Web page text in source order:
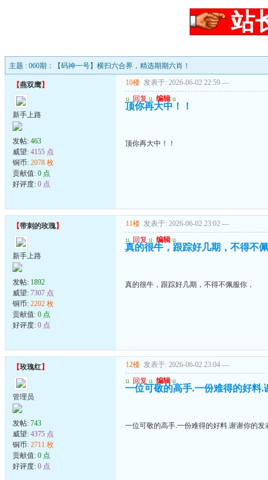
站
主题 : 060期：【码神一号】横扫六合界，精选期期六肖！
【燕双鹰】
新手上路
发帖: 463
威望: 4155 点
铜币: 2078 枚
贡献值: 0 点
好评度: 0 点
10楼 发表于: 2026-06-02 22:59 ---
u 回复 u 编辑 u
顶你再大中！！
顶你再大中！！
【带刺的玫瑰】
新手上路
发帖: 1892
威望: 7307 点
铜币: 2202 枚
贡献值: 0 点
好评度: 0 点
11楼 发表于: 2026-06-02 23:02 ---
u 回复 u 编辑 u
真的很牛，跟踪好几期，不得不
真的很牛，跟踪好几期，不得不佩服你，
【玫瑰红】
管理员
发帖: 743
威望: 4375 点
铜币: 2711 枚
贡献值: 0 点
好评度: 0 点
12楼 发表于: 2026-06-02 23:04 ---
u 回复 u 编辑 u
一位可敬的高手.一份难得的好料.
一位可敬的高手.一份难得的好料.谢谢你的发